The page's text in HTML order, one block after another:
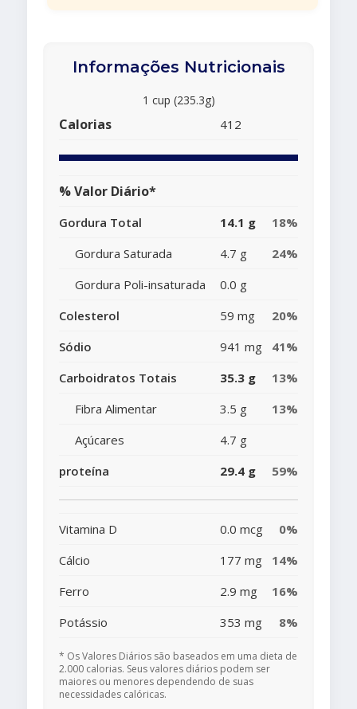
Informações Nutricionais
1 cup (235.3g)
Calorias 412
% Valor Diário*
Gordura Total 14.1 g
18%
Gordura Saturada
4.7 g
24%
Gordura Poli-insaturada
0.0 g
Colesterol
59 mg
20%
Sódio
941 mg
41%
Carboidratos Totais
35.3 g
13%
Fibra Alimentar
3.5 g
13%
Açúcares
4.7 g
proteína
29.4 g 59%
Vitamina D 0.0 mcg
0%
Cálcio
177 mg
14%
Ferro
2.9 mg
16%
Potássio
353 mg 8%
* Os Valores Diários são baseados em uma dieta de
2.000 calorias. Seus valores diários podem ser
maiores ou menores dependendo de suas
necessidades calóricas.